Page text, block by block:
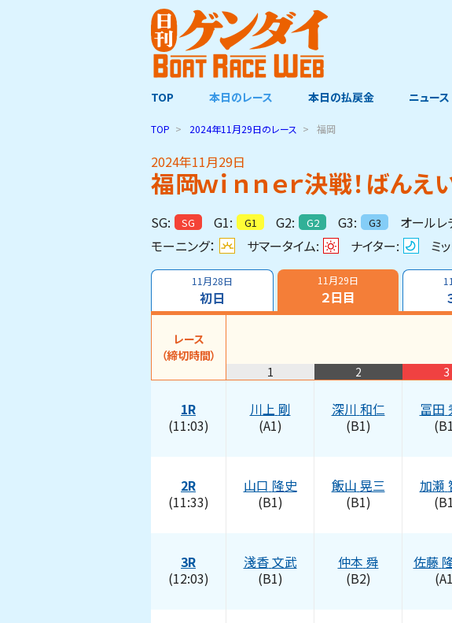
TOP 本日のレース 本日の払戻金 ニュース
TOP 2024年11月29日のレース 福岡
2024年11月29日
福岡ｗｉｎｎｅｒ決戦！ばん
SG: SG G1: G1 G2: G2 G3: G3 オールレ
モーニング： サマータイム: ナイター: ミ
11月28日
初日
11月29日
２日目
レース
（締切時間）
1 2 3
1R
(11:03)
川上 剛
(A1)
深川 和仁
(B1)
冨田
2R
(11:33)
山口 隆史
(B1)
飯山 晃三
(B1)
加瀬
3R
(12:03)
淺香文武
(B1)
仲本 舜
(B2)
佐藤